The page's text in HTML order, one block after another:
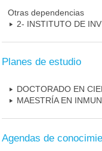
Otras dependencias
2- INSTITUTO DE
Planes de estudio
DOCTORADO EN
MAESTRÍA EN
Agendas de